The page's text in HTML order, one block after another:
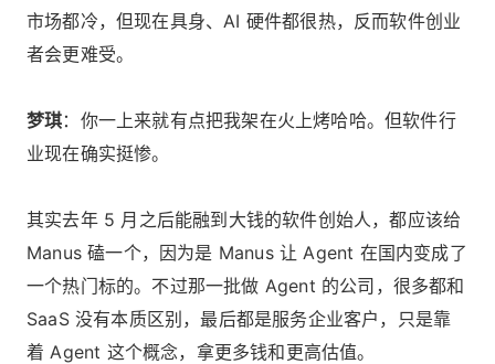
市场都冷，但现在具身、AI 硬件都很热，反而软件创业
者会更难受。
梦琪：你一上来就有点把我架在火上烤哈哈。但软件行
业现在确实挺惨。
其实去年 5 月之后能融到大钱的软件创始人，都应该给
Manus 磕一个，因为是 Manus 让 Agent 在国内变成了
一个热门标的。不过那一批做 Agent 的公司，很多都和
SaaS 没有本质区别，最后都是服务企业客户，只是靠
着 Agent 这个概念，拿更多钱和更高估值。